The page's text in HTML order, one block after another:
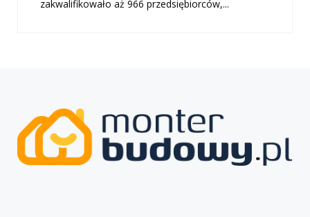
zakwalifikowało aż 966 przedsiębiorców,...